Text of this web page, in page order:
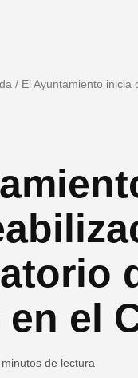
/ El Ayuntamiento
el
de lectura